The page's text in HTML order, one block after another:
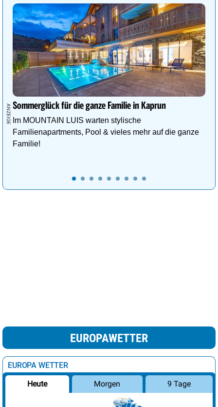
Sommerglück für die ganze Familie in Kaprun
Im MOUNTAIN LUIS warten stylische
Familienapartments, Pool & vieles mehr auf die ganze
Familie!
EUROPAWETTER
EUROPA WETTER
Heute Morgen 9 Tage